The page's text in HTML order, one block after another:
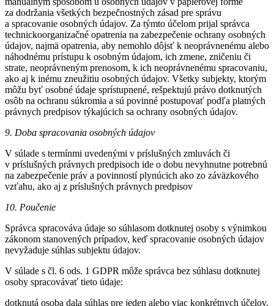
za dodržania všetkých bezpečnostných zásad pre správu
a spracovanie osobných údajov. Za týmto účelom prijal správca
technickoorganizačné opatrenia na zabezpečenie ochrany osobných
údajov, najmä opatrenia, aby nemohlo dôjsť k neoprávnenému alebo
náhodnému prístupu k osobným údajom, ich zmene, zničeniu či
strate, neoprávneným prenosom, k ich neoprávnenému spracovaniu,
ako aj k inému zneužitiu osobných údajov. Všetky subjekty, ktorým
môžu byť osobné údaje sprístupnené, rešpektujú právo dotknutých
osôb na ochranu súkromia a sú povinné postupovať podľa platných
právnych predpisov týkajúcich sa ochrany osobných údajov.
9. Doba spracovania osobných údajov
V súlade s termínmi uvedenými v príslušných zmluvách či
v príslušných právnych predpisoch ide o dobu nevyhnutne potrebnú
na zabezpečenie práv a povinností plynúcich ako zo záväzkového
vzťahu, ako aj z príslušných právnych predpisov
10. Poučenie
Správca spracováva údaje so súhlasom dotknutej osoby s výnimkou
zákonom stanovených prípadov, keď spracovanie osobných údajov
nevyžaduje súhlas subjektu údajov.
V súlade s čl. 6 ods. 1 GDPR môže správca bez súhlasu dotknutej
osoby spracovávať tieto údaje:
dotknutá osoba dala súhlas pre jeden alebo viac konkrétnych účelov,